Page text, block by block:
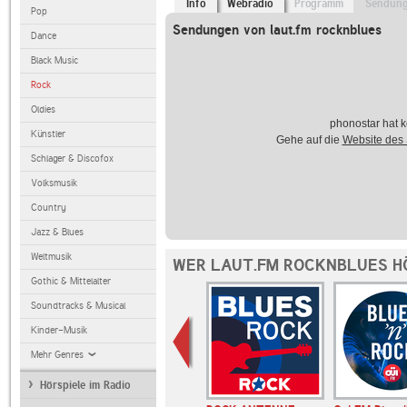
Pop
Dance
Black Music
Rock
Oldies
Künstler
Schlager & Discofox
Volksmusik
Country
Jazz & Blues
Weltmusik
Gothic & Mittelalter
Soundtracks & Musical
Kinder-Musik
Mehr Genres
Hörspiele im Radio
Info Webradio Programm
Sendungen von laut.fm rocknblues
phonostar hat
Gehe auf die Website des
WER LAUT.FM ROCKNBLUES